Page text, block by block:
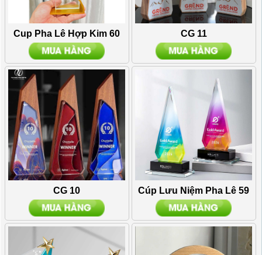
Cup Pha Lê Hợp Kim 60 CG 11
CG 10 Cúp Lưu Niệm Pha Lê 59